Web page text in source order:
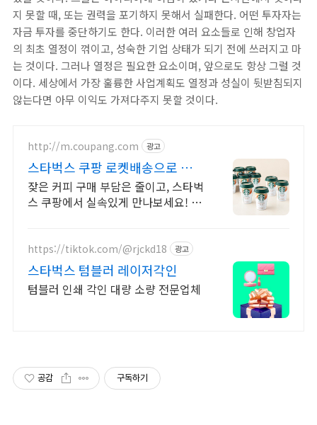
지 못할 때, 또는 권력을 포기하지 못해서 실패한다. 어떤 투자자는
자금 투자를 중단하기도 한다. 이러한 여러 요소들로 인해 창업자
의 최초 열정이 꺾이고, 성숙한 기업 상태가 되기 전에 쓰러지고 마
는 것이다. 그러나 열정은 필요한 요소이며, 앞으로도 항상 그럴 것
이다. 세상에서 가장 훌륭한 사업계획도 열정과 성실이 뒷받침되지
않는다면 아무 이익도 가져다주지 못할 것이다.
http://m.coupang.com 광고
스타벅스 쿠팡 로켓배송으로 빠르
게 편리하게
잦은 커피 구매 부담은 줄이고, 스타벅
스 쿠팡에서 실속있게 만나보세요! 내
요!
https://tiktok.com/@rjckd18 광고
스타벅스 텀블러 레이저각인
텀블러 인쇄 각인 대량 소량 전문업체
공감 구독하기